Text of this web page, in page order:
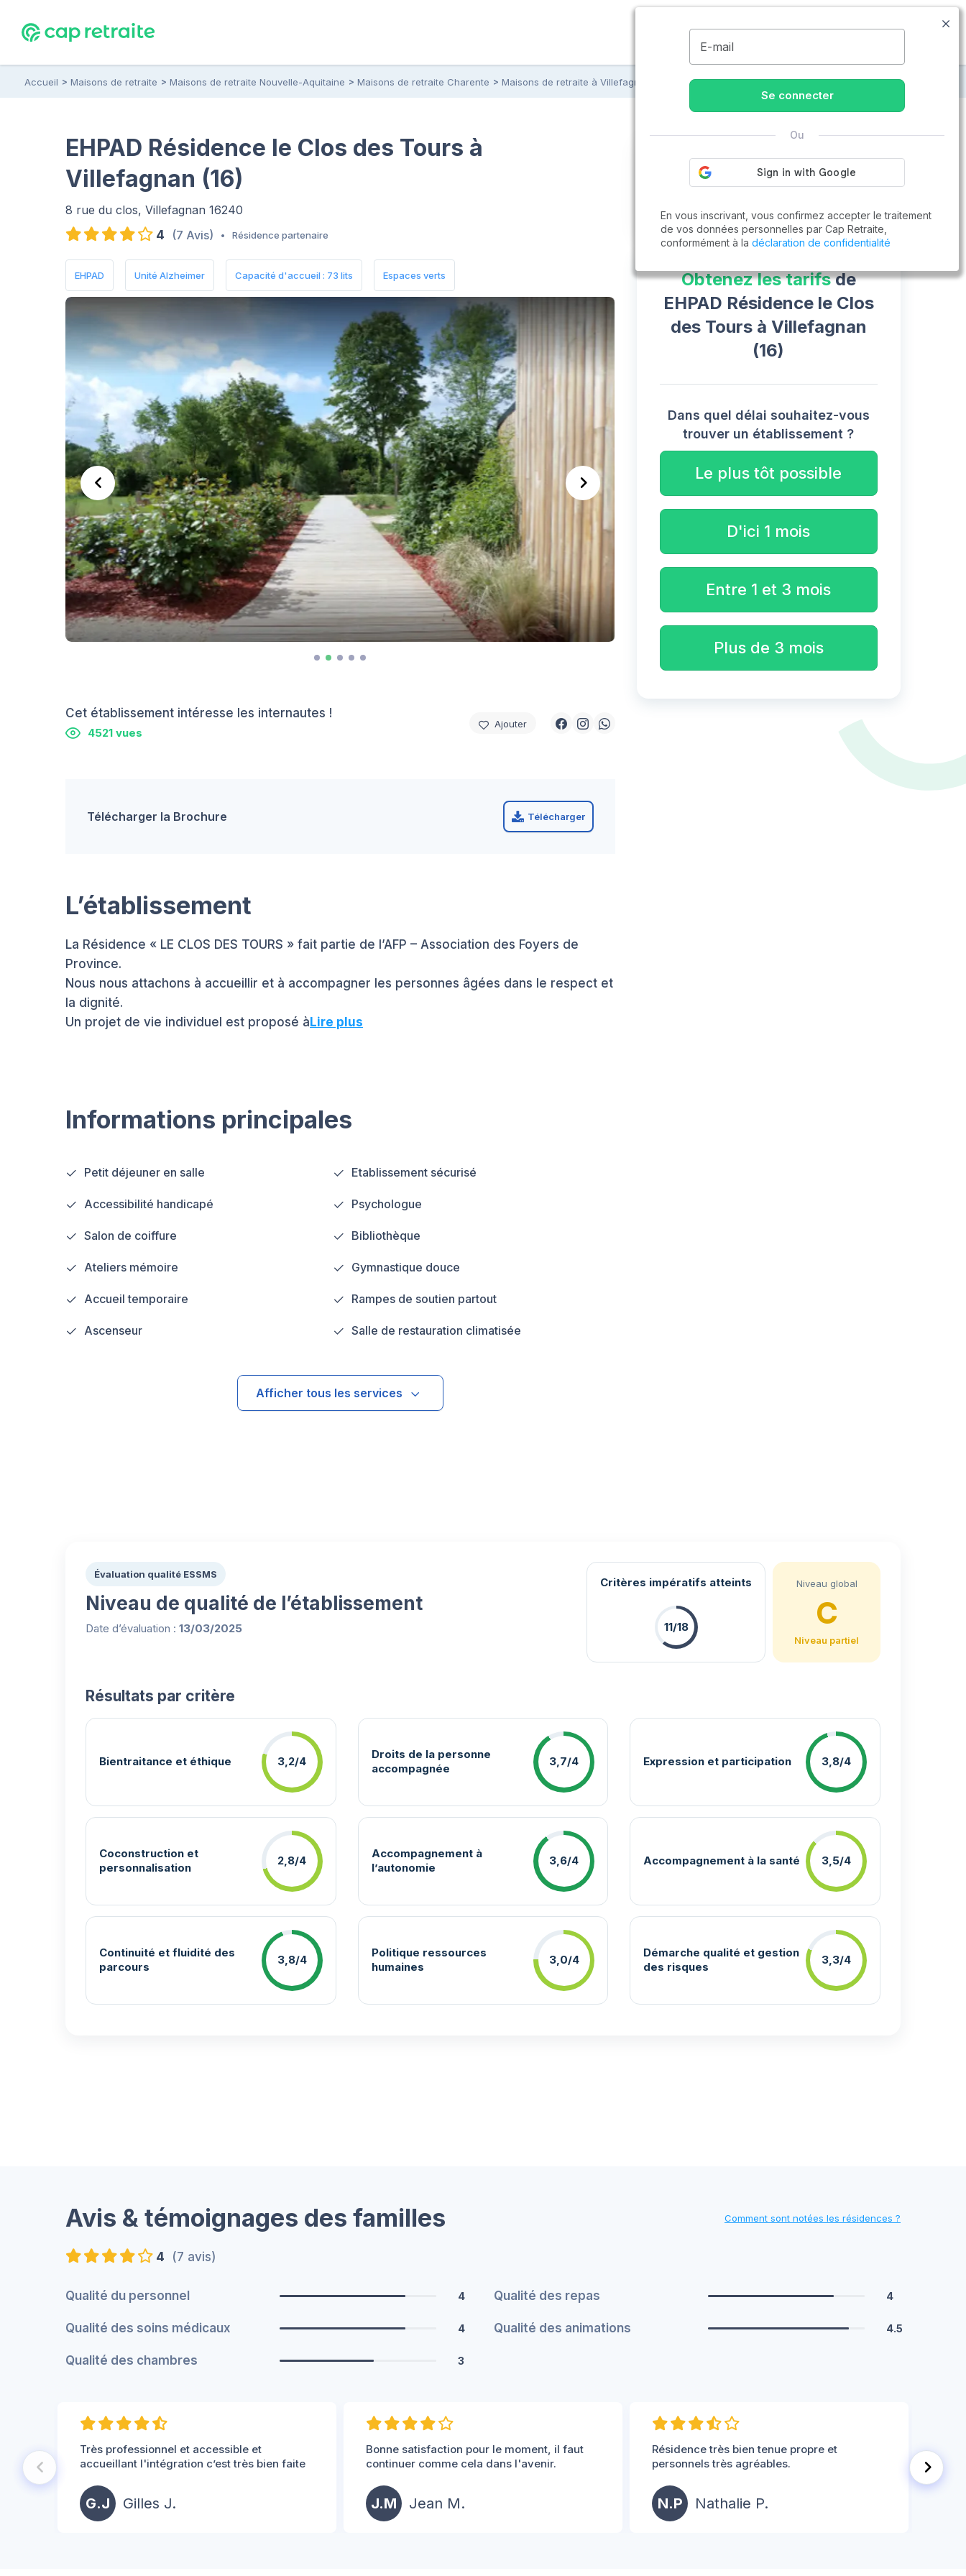
09.77.55.73.00
Accueil Maisons de retraite Maisons de retraite Nouvelle-Aquitaine Maisons de retraite Charente Maisons de retraite à Villefagnan EHPAD Résidence le Clos des Tours
Cet établissement intéresse les internautes !
4521 vues
Ajouter
Télécharger la Brochure Télécharger
EHPAD Résidence le Clos des Tours à
Villefagnan (16)
8 rue du clos, Villefagnan 16240
4
(7 Avis) • Résidence partenaire
EHPAD Unité Alzheimer Capacité d'accueil : 73 lits Espaces verts
L’établissement
La Résidence « LE CLOS DES TOURS » fait partie de l’AFP – Association des Foyers de
Province.
Nous nous attachons à accueillir et à accompagner les personnes âgées dans le respect et
la dignité.
Un projet de vie individuel est proposé àLire plus
Informations principales
Petit déjeuner en salle Etablissement sécurisé
Accessibilité handicapé Psychologue
Salon de coiffure Bibliothèque
Ateliers mémoire Gymnastique douce
Accueil temporaire Rampes de soutien partout
Ascenseur Salle de restauration climatisée
Afficher tous les services
Cap Retraite vous aide à trouver un emploi
Obtenez les tarifsde
EHPAD Résidence le Clos
des Tours à Villefagnan
(16)
Dans quel délai souhaitez-vous
trouver un établissement ?
Le plus tôt possible
D'ici 1 mois
Entre 1 et 3 mois
Plus de 3 mois
Évaluation qualité ESSMS
Niveau de qualité de l’établissement
Date d’évaluation : 13/03/2025
Niveau global
C
Niveau partiel
Critères impératifs atteints
11/18
Résultats par critère
Bientraitance et éthique 3,2/4
Droits de la personne
accompagnée
3,7/4 Expression et participation 3,8/4
Coconstruction et
personnalisation
2,8/4
Accompagnement à
l’autonomie
3,6/4 Accompagnement à la santé 3,5/4
Continuité et fluidité des
parcours
3,8/4
Politique ressources
humaines
3,0/4
Démarche qualité et gestion
des risques
3,3/4
Avis & témoignages des familles Comment sont notées les résidences ?
4 (7 avis)
Qualité du personnel 4 Qualité des repas 4
Qualité des soins médicaux 4 Qualité des animations 4.5
Qualité des chambres 3
Très professionnel et accessible et
accueillant l'intégration c’est très bien faite
G.J Gilles J.
Bonne satisfaction pour le moment, il faut
continuer comme cela dans l'avenir.
J.M Jean M.
Résidence très bien tenue propre et
personnels très agréables.
N.P Nathalie P.
bien
E-mail
Se connecter
Ou
En vous inscrivant, vous confirmez accepter le traitement
de vos données personnelles par Cap Retraite,
conformément à la déclaration de confidentialité